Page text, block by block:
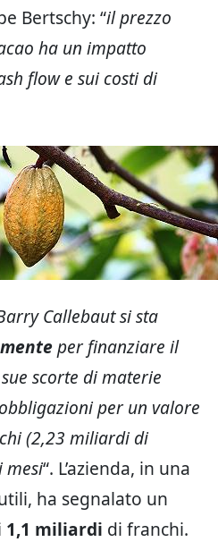
Bertschy: “il prezzo
ha un impatto
flow e sui costi di
Callebaut si sta
per finanziare il
scorte di materie
per un valore
(2,23 miliardi di
mesi“. L’azienda, in una
ha segnalato un
miliardi di franchi.